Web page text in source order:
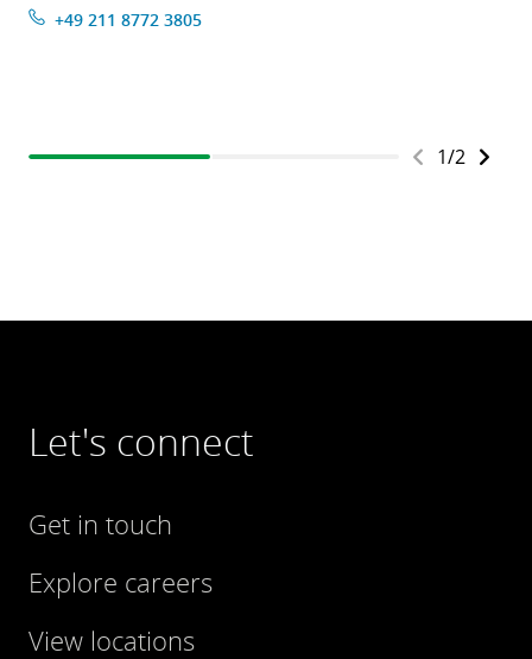
+49 211 8772 3805
1/2
Let's connect
Get in touch
Explore careers
View locations